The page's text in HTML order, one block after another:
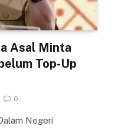
Asal Minta
Top-Up
0
Negeri